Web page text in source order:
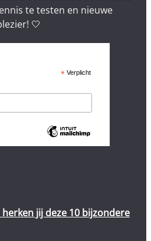
te testen en nieuwe
🤍
*Verplicht
jij deze 10 bijzondere